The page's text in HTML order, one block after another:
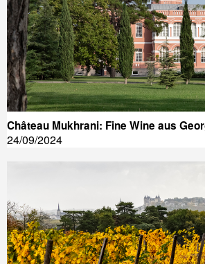
Château Mukhrani: Fine Wine aus
24/09/2024